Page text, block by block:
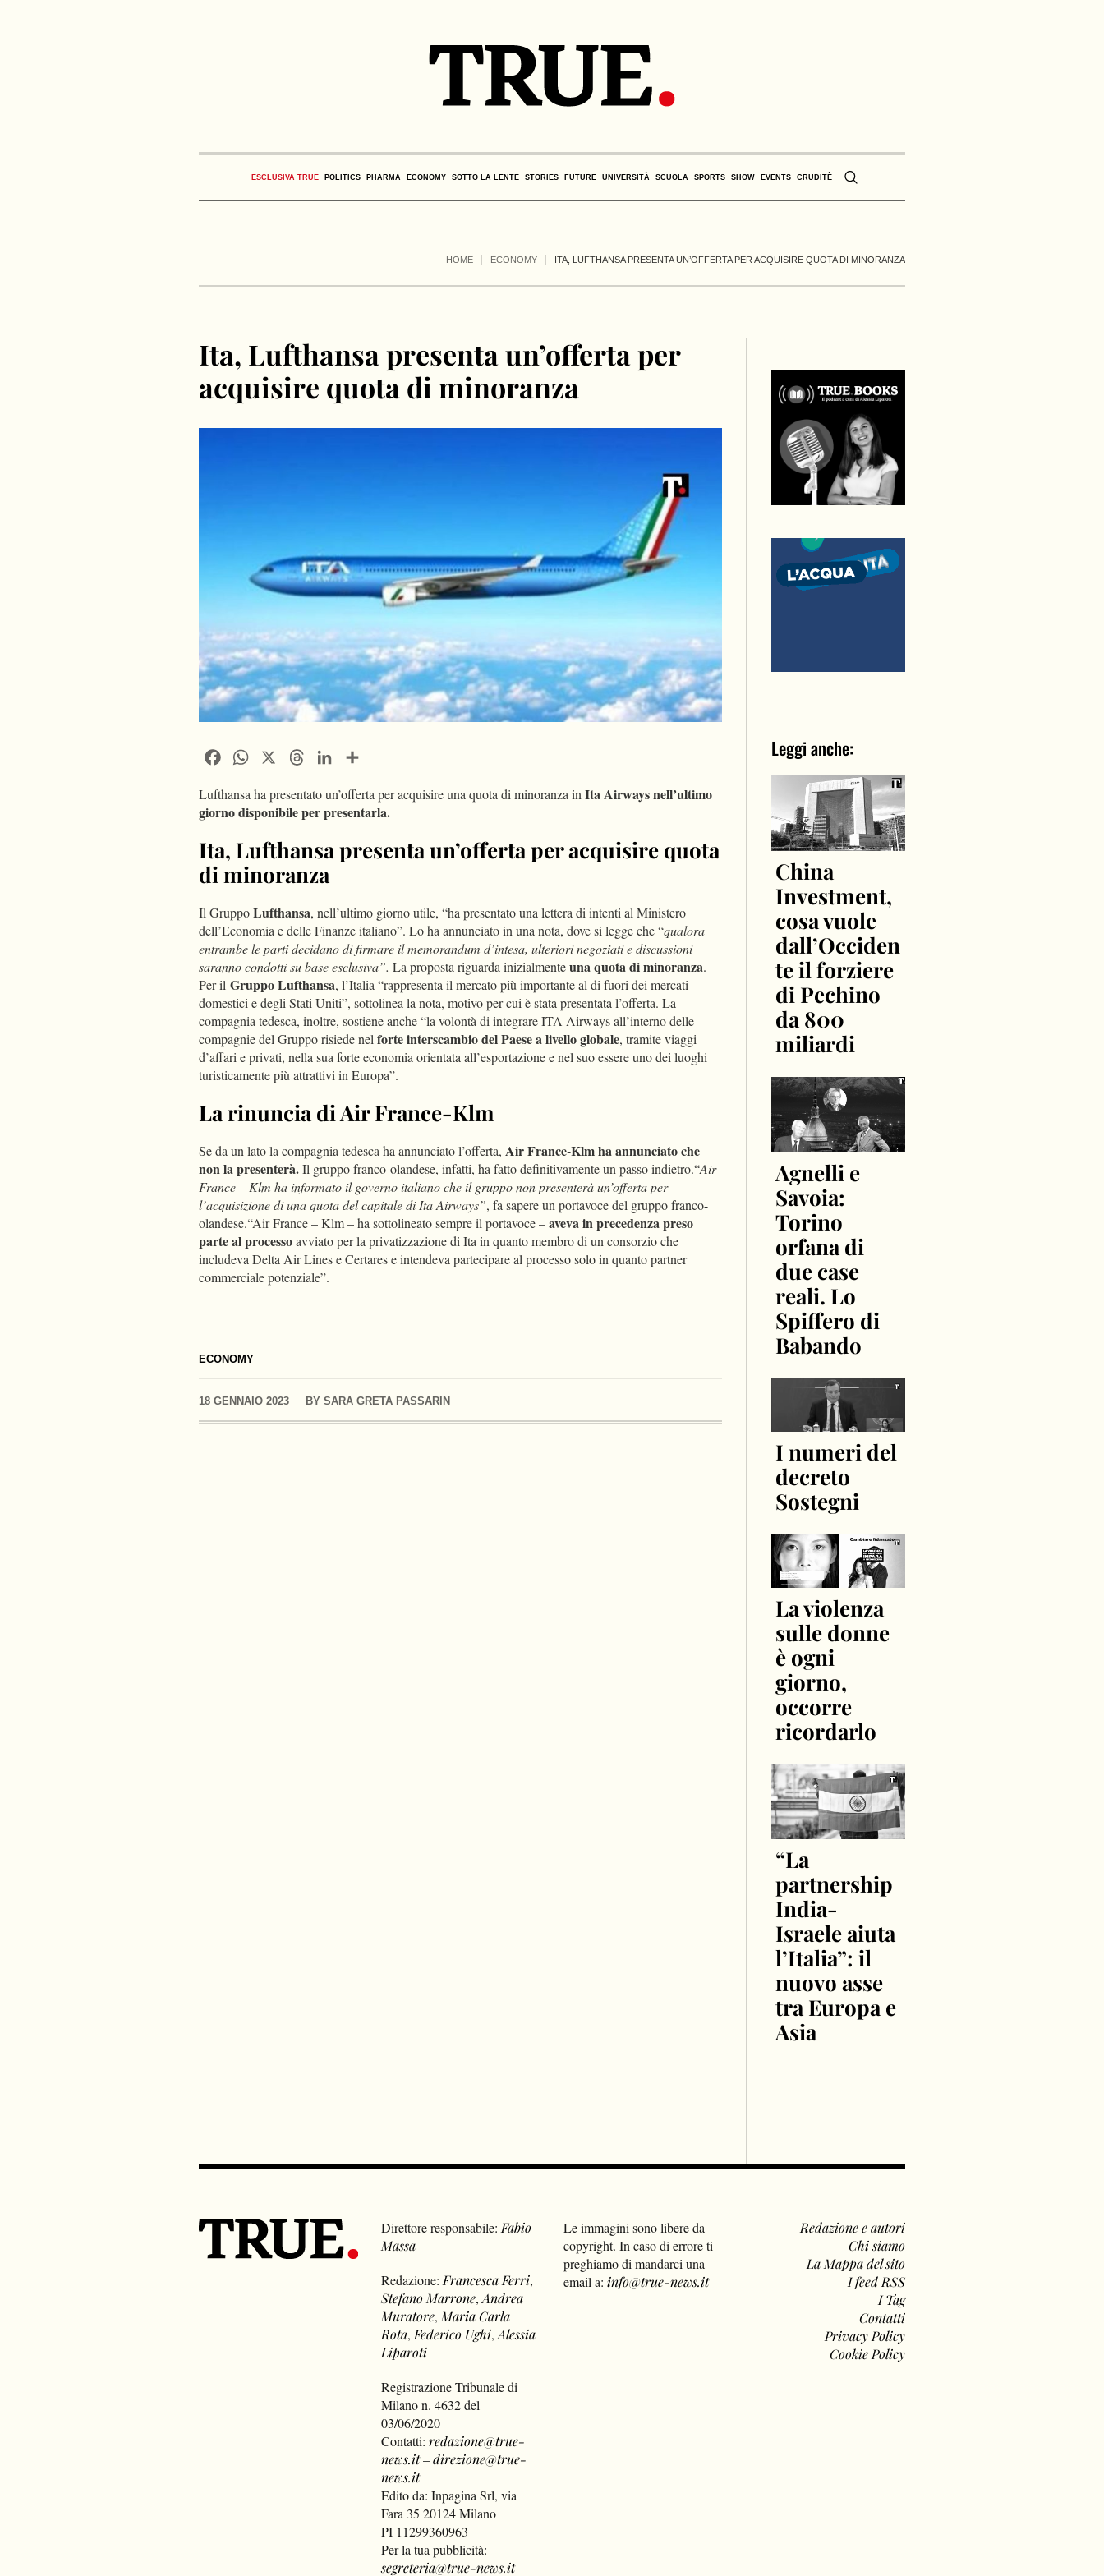
ESCLUSIVA TRUE POLITICS PHARMA ECONOMY SOTTO LA LENTE STORIES FUTURE UNIVERSITÀ SCUOLA SPORTS SHOW EVENTS CRUDITÈ
HOME ECONOMY ITA, LUFTHANSA PRESENTA UN’OFFERTA PER ACQUISIRE QUOTA DI MINORANZA
ECONOMY
Ita, Lufthansa presenta un’offerta per
acquisire quota di minoranza
18 GENNAIO 2023 BY SARA GRETA PASSARIN
FacebookWhatsApp ThreadsLinkedIn
Lufthansa ha presentato un’offerta per acquisire una quota di minoranza inIta Airways nell’ultimo
giorno disponibile per presentarla.
Ita, Lufthansa presenta un’offerta per acquisire quota
di minoranza
Il GruppoLufthansa, nell’ultimo giorno utile, “ha presentato una lettera di intenti al Ministero
dell’Economia e delle Finanze italiano”. Lo ha annunciato in una nota, dove si legge che “qualora
entrambe le parti decidano di firmare il memorandum d’intesa, ulteriori negoziati e discussioni
saranno condotti su base esclusiva”. La proposta riguarda inizialmenteuna quota di minoranza.
Per il Gruppo Lufthansa, l’Italia “rappresenta il mercato più importante al di fuori dei mercati
domestici e degli Stati Uniti”, sottolinea la nota, motivo per cui è stata presentata l’offerta. La
compagnia tedesca, inoltre, sostiene anche “la volontà di integrare ITA Airways all’interno delle
compagnie del Gruppo risiede nelforte interscambio del Paese a livello globale, tramite viaggi
d’affari e privati, nella sua forte economia orientata all’esportazione e nel suo essere uno dei luoghi
turisticamente più attrattivi in Europa”.
La rinuncia di Air France-Klm
Se da un lato la compagnia tedesca ha annunciato l’offerta, Air France-Klm ha annunciato che
non la presenterà.Il gruppo franco-olandese, infatti, ha fatto definitivamente un passo indietro.“Air
France – Klm ha informato il governo italiano che il gruppo non presenterà un’offerta per
l’acquisizione di una quota del capitale di Ita Airways”, fa sapere un portavoce del gruppo franco-
olandese.“Air France – Klm – ha sottolineato sempre il portavoce –aveva in precedenza preso
parte al processoavviato per la privatizzazione di Ita in quanto membro di un consorzio che
includeva Delta Air Lines e Certares e intendeva partecipare al processo solo in quanto partner
commerciale potenziale”.
Leggi anche:
China
Investment,
cosa vuole
dall’Occiden
te il forziere
di Pechino
da 800
miliardi
Agnelli e
Savoia:
Torino
orfana di
due case
reali. Lo
Spiffero di
Babando
I numeri del
decreto
Sostegni
La violenza
sulle donne
è ogni
giorno,
occorre
ricordarlo
“La
partnership
India-
Israele aiuta
l’Italia”: il
nuovo asse
tra Europa e
Asia
Direttore responsabile:Fabio
Massa
Redazione:Francesca Ferri,
Stefano Marrone,Andrea
Muratore,Maria Carla
Rota,Federico Ughi,Alessia
Liparoti
Registrazione Tribunale di
Milano n. 4632 del
03/06/2020
Contatti:redazione@true-
news.it–direzione@true-
news.it
Edito da: Inpagina Srl, via
Fara 35 20124 Milano
PI 11299360963
Per la tua pubblicità:
segreteria@true-news.it
Le immagini sono libere da
copyright. In caso di errore ti
preghiamo di mandarci una
email a: info@true-news.it
Redazione e autori
Chi siamo
La Mappa del sito
I feed RSS
I Tag
Contatti
Privacy Policy
Cookie Policy